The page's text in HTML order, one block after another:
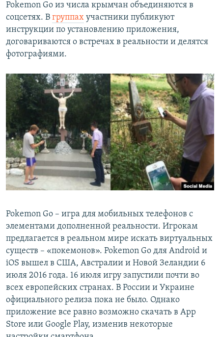
Pokemon Go из числа крымчан объединяются в
соцсетях. В группах участники публикуют
инструкции по установлению приложения,
договариваются о встречах в реальности и делятся
фотографиями.
Pokemon Go – игра для мобильных телефонов с
элементами дополненной реальности. Игрокам
предлагается в реальном мире искать виртуальных
существ – «покемонов». Pokemon Go для Android и
iOS вышел в США, Австралии и Новой Зеландии 6
июля 2016 года. 16 июля игру запустили почти во
всех европейских странах. В России и Украине
официального релиза пока не было. Однако
приложение все равно возможно скачать в App
Store или Google Play, изменив некоторые